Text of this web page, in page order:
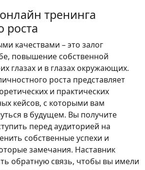
тренинга
роста
качествами – это залог
повышение собственной
глазах и в глазах окружающих.
роста представляет
и практических
кейсов, с которыми вам
в будущем. Вы получите
перед аудиторией на
собственные успехи и
замечания. Наставник
обратную связь, чтобы вы имели